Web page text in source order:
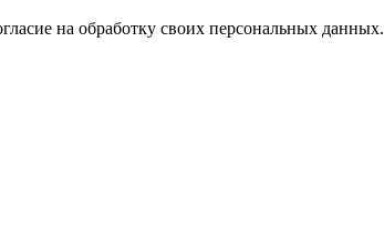
на обработку своих персональных данных.